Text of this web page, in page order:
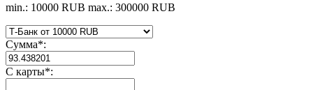
min.: 10000 RUB max.: 300000 RUB
Сумма*:
С карты*: